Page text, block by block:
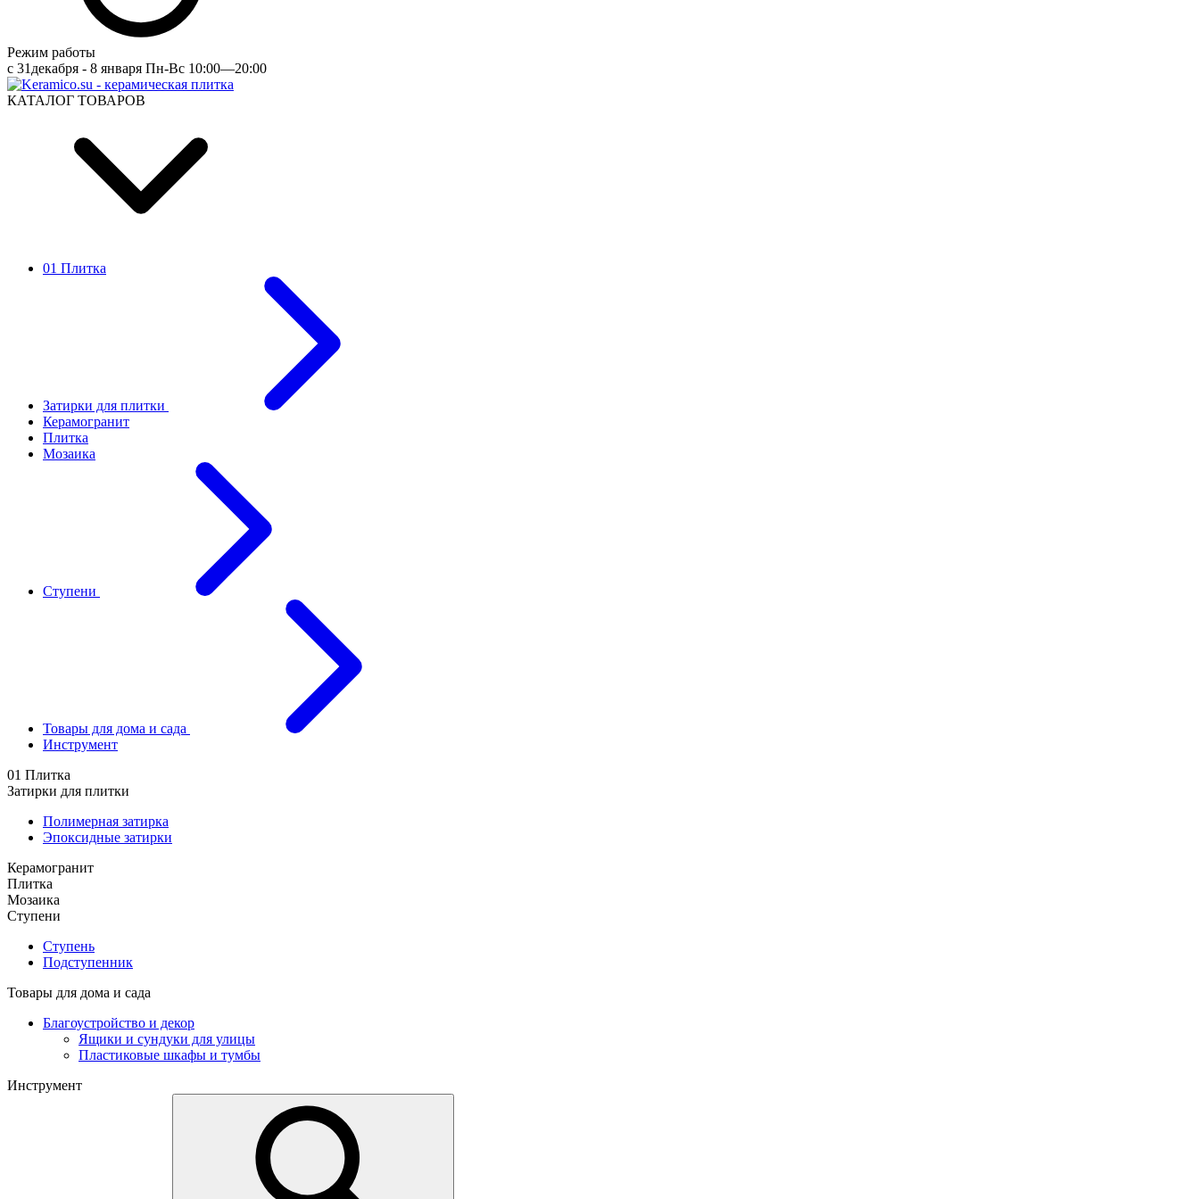
Режим работы
c 31декабря - 8 января Пн-Вс 10:00—20:00
КАТАЛОГ ТОВАРОВ
01 Плитка
Затирки для плитки
Керамогранит
Плитка
Мозаика
Ступени
Товары для дома и сада
Инструмент
01 Плитка
Затирки для плитки
Полимерная затирка
Эпоксидные затирки
Керамогранит
Плитка
Мозаика
Ступени
Ступень
Подступенник
Товары для дома и сада
Благоустройство и декор
Ящики и сундуки для улицы
Пластиковые шкафы и тумбы
Инструмент